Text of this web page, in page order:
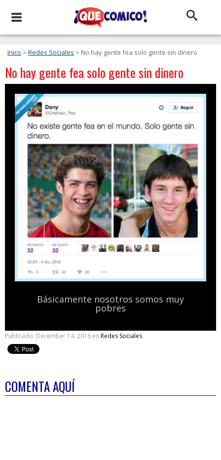
Inico > Redes Sociales > No hay gente fea solo gente sin dinero
No hay gente fea solo gente sin dinero
Básicamente nosotros somos muy
pobres
Publicado: December 14, 2016 en Redes Sociales.
COMENTA AQUÍ